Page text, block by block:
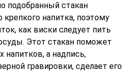
подобранный стакан
напитка, поэтому
как виски следует пить
Этот стакан поможет
а надпись,
гравировки, сделает его